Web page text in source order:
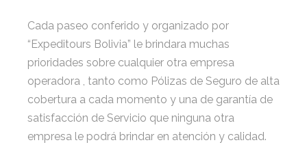
Cada paseo conferido y organizado por
“Expeditours Bolivia” le brindara muchas
prioridades sobre cualquier otra empresa
operadora , tanto como Pólizas de Seguro de alta
cobertura a cada momento y una de garantía de
satisfacción de Servicio que ninguna otra
empresa le podrá brindar en atención y calidad.